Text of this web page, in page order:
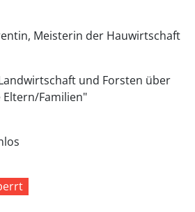
Meisterin der Hauwirtschaft
und Forsten über
Eltern/Familien"